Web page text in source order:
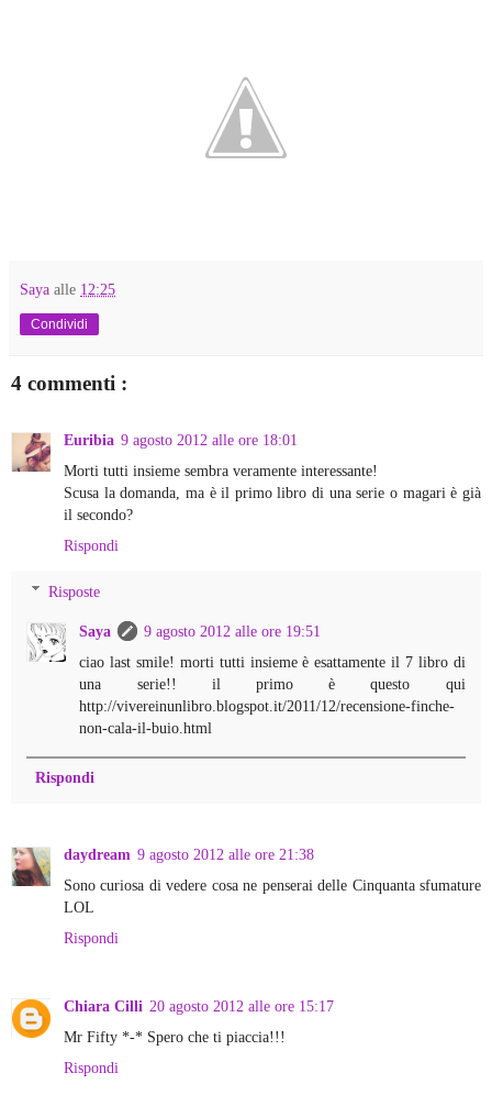
Saya alle 12:25
Condividi
4 commenti :
Euribia 9 agosto 2012 alle ore 18:01
Morti tutti insieme sembra veramente interessante!
Scusa la domanda, ma è il primo libro di una serie o magari è già
il secondo?
Rispondi
Risposte
Saya
9 agosto 2012 alle ore 19:51
ciao last smile! morti tutti insieme è esattamente il 7 libro di
una serie!! il primo è questo qui
http://vivereinunlibro.blogspot.it/2011/12/recensione-finche-
non-cala-il-buio.html
Rispondi
daydream 9 agosto 2012 alle ore 21:38
Sono curiosa di vedere cosa ne penserai delle Cinquanta sfumature
LOL
Rispondi
Chiara Cilli 20 agosto 2012 alle ore 15:17
Mr Fifty *-* Spero che ti piaccia!!!
Rispondi